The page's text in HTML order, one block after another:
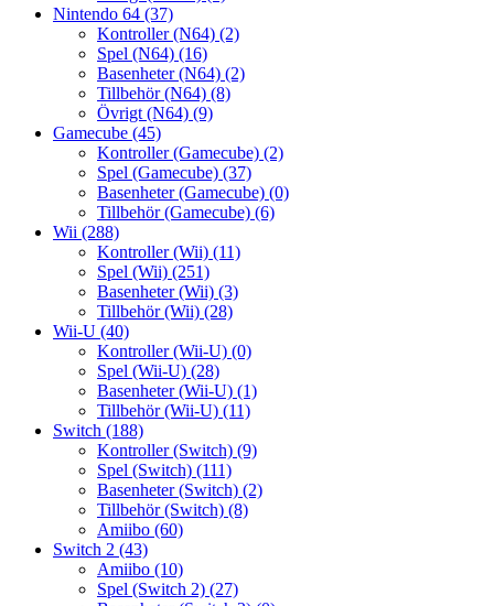
Nintendo 64 (37)
Kontroller (N64) (2)
Spel (N64) (16)
Basenheter (N64) (2)
Tillbehör (N64) (8)
Övrigt (N64) (9)
Gamecube (45)
Kontroller (Gamecube) (2)
Spel (Gamecube) (37)
Basenheter (Gamecube) (0)
Tillbehör (Gamecube) (6)
Wii (288)
Kontroller (Wii) (11)
Spel (Wii) (251)
Basenheter (Wii) (3)
Tillbehör (Wii) (28)
Wii-U (40)
Kontroller (Wii-U) (0)
Spel (Wii-U) (28)
Basenheter (Wii-U) (1)
Tillbehör (Wii-U) (11)
Switch (188)
Kontroller (Switch) (9)
Spel (Switch) (111)
Basenheter (Switch) (2)
Tillbehör (Switch) (8)
Amiibo (60)
Switch 2 (43)
Amiibo (10)
Spel (Switch 2) (27)